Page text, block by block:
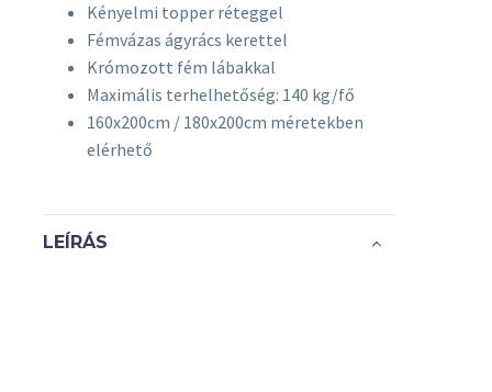
Kényelmi topper réteggel
Fémvázas ágyrács kerettel
Krómozott fém lábakkal
Maximális terhelhetőség: 140 kg/fő
160x200cm / 180x200cm méretekben
elérhető
LEÍRÁS